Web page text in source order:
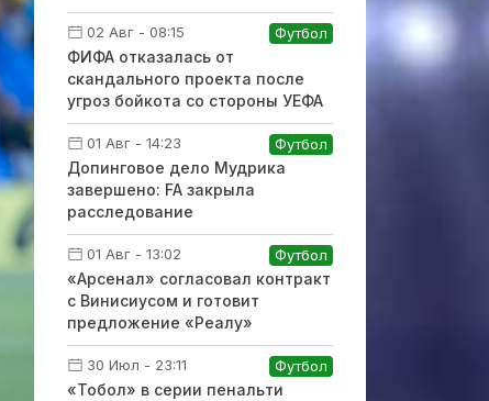
02 Авг - 08:15 Футбол
ФИФА отказалась от
скандального проекта после
угроз бойкота со стороны УЕФА
01 Авг - 14:23 Футбол
Допинговое дело Мудрика
завершено: FA закрыла
расследование
01 Авг - 13:02 Футбол
«Арсенал» согласовал контракт
с Винисиусом и готовит
предложение «Реалу»
30 Июл - 23:11 Футбол
«Тобол» в серии пенальти